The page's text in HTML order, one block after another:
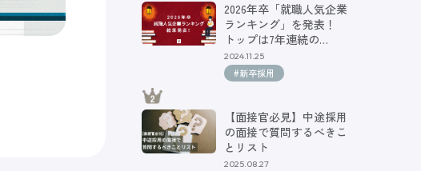
2026年卒「就職人気企業
ランキング」を発表！
トップは7年連続の…
2024.11.25
#新卒採用
【面接官必見】中途採用
の面接で質問するべきこ
とリスト
2025.08.27